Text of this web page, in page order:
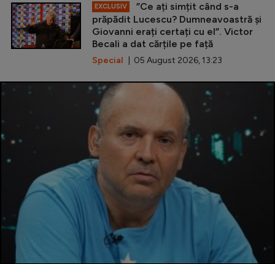
EXCLUSIV
”Ce ați simțit când s-a
prăpădit Lucescu? Dumneavoastră și
Giovanni erați certați cu el”. Victor
Becali a dat cărțile pe față
Special | 05 August 2026, 13:23